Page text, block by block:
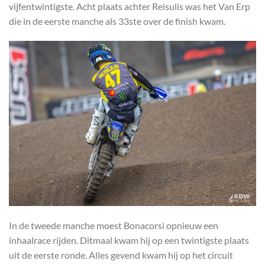
vijfentwintigste. Acht plaats achter Reisulis was het Van Erp
die in de eerste manche als 33ste over de finish kwam.
In de tweede manche moest Bonacorsi opnieuw een
inhaalrace rijden. Ditmaal kwam hij op een twintigste plaats
uit de eerste ronde. Alles gevend kwam hij op het circuit